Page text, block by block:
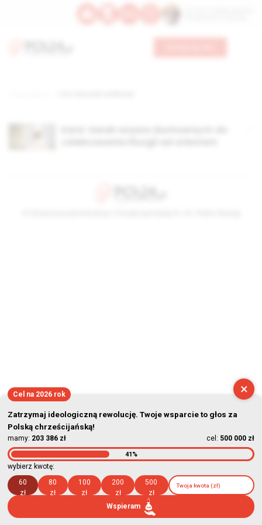
×
Cel na 2026 rok
Zatrzymaj ideologiczną rewolucję. Twoje wsparcie to głos za
Polską chrześcijańską!
mamy: 203 386 zł cel: 500 000 zł
41%
wybierz kwotę:
60
zł
80
zł
100
zł
200
zł
500
zł
Wspieram